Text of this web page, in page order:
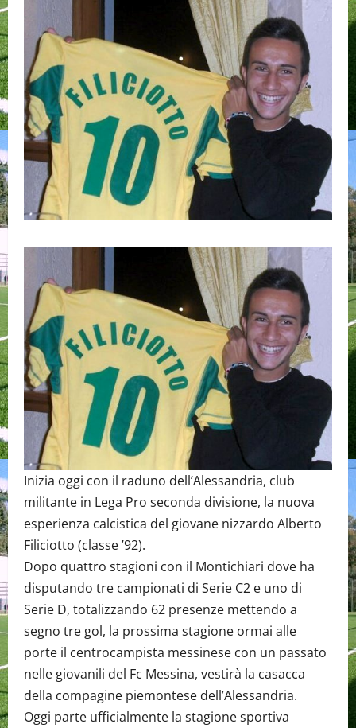
Inizia oggi con il raduno dell’Alessandria, club
militante in Lega Pro seconda divisione, la nuova
esperienza calcistica del giovane nizzardo Alberto
Filiciotto (classe ’92).
Dopo quattro stagioni con il Montichiari dove ha
disputando tre campionati di Serie C2 e uno di
Serie D, totalizzando 62 presenze mettendo a
segno tre gol, la prossima stagione ormai alle
porte il centrocampista messinese con un passato
nelle giovanili del Fc Messina, vestirà la casacca
della compagine piemontese dell’Alessandria.
Oggi parte ufficialmente la stagione sportiva